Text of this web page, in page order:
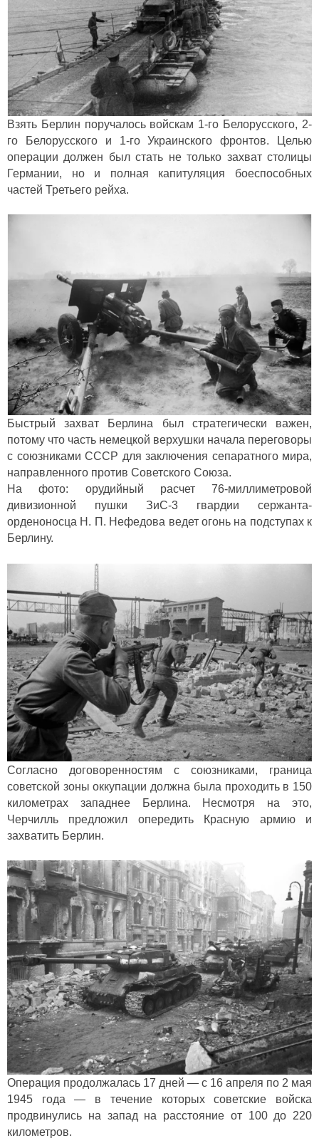
Взять Берлин поручалось войскам 1-го Белорусского, 2-
го Белорусского и 1-го Украинского фронтов. Целью
операции должен был стать не только захват столицы
Германии, но и полная капитуляция боеспособных
частей Третьего рейха.
Быстрый захват Берлина был стратегически важен,
потому что часть немецкой верхушки начала переговоры
с союзниками СССР для заключения сепаратного мира,
направленного против Советского Союза.
На фото: орудийный расчет 76-миллиметровой
дивизионной пушки ЗиС-3 гвардии сержанта-
орденоносца Н. П. Нефедова ведет огонь на подступах к
Берлину.
Согласно договоренностям с союзниками, граница
советской зоны оккупации должна была проходить в 150
километрах западнее Берлина. Несмотря на это,
Черчилль предложил опередить Красную армию и
захватить Берлин.
Операция продолжалась 17 дней — с 16 апреля по 2 мая
1945 года — в течение которых советские войска
продвинулись на запад на расстояние от 100 до 220
километров.